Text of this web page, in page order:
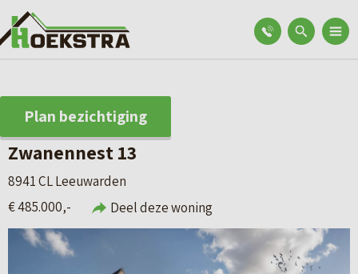
Plan bezichtiging
Zwanennest 13
8941 CL Leeuwarden
€ 485.000,-
Deel deze woning